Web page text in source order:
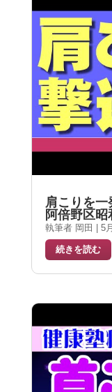
肩こりを
阿倍野区昭
執筆者 岡田 | 5
続きを読む